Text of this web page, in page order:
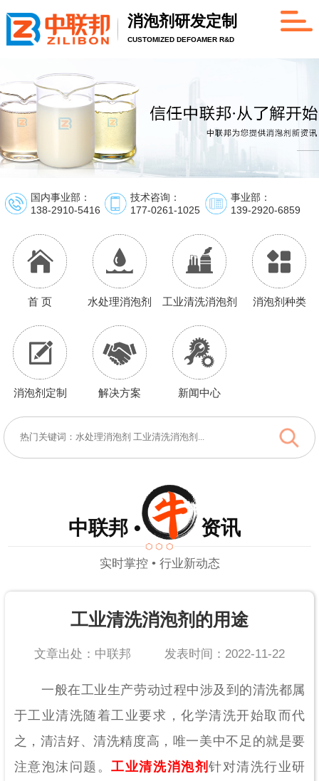
消泡剂研发定制
CUSTOMIZED DEFOAMER R&D
国内事业部：
138-2910-5416
技术咨询：
177-0261-1025
事业部：
139-2920-6859
首 页 水处理消泡剂 工业清洗消泡剂 消泡剂种类
消泡剂定制 解决方案 新闻中心
中联邦 • 资讯
实时掌控 • 行业新动态
工业清洗消泡剂的用途
文章出处：中联邦 发表时间：2022-11-22
一般在工业生产劳动过程中涉及到的清洗都属
于工业清洗随着工业要求，化学清洗开始取而代
之，清洁好、清洗精度高，唯一美中不足的就是要
注意泡沫问题。工业清洗消泡剂针对清洗行业研